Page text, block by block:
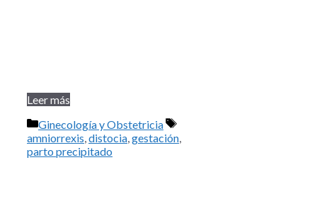
Leer más
Categorías
Ginecología y Obstetricia
Etiquetas
amniorrexis,distocia,gestación,
parto precipitado